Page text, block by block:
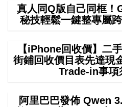
真人同Q版自己同框
秘技輕鬆一鍵整專屬
【iPhone回收價】二
街鋪回收價目表先達現
Trade-in事項
阿里巴巴發佈 Qwen